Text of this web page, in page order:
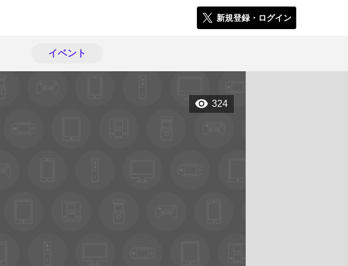
新規登録・ログイン
イベント
324